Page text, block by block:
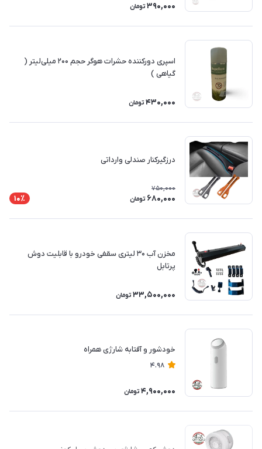
390,000 تومان
اسپری دورکننده حشرات هوگر حجم ۲۰۰ میلی‌لیتر (
گیاهی )
430,000 تومان
درزگیرکنار صندلی وارداتی
750,000
680,000 تومان 10٪
مخزن آب ۳۰ لیتری سقفی خودرو با قابلیت دوش
پرتابل
33,500,000 تومان
خودشور و آفتابه شارژی همراه
4.98
4,900,000 تومان